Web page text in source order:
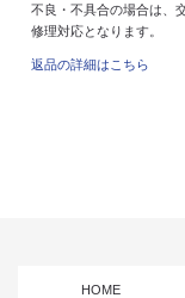
不良・不具合の場合は、
修理対応となります。
返品の詳細はこちら
HOME